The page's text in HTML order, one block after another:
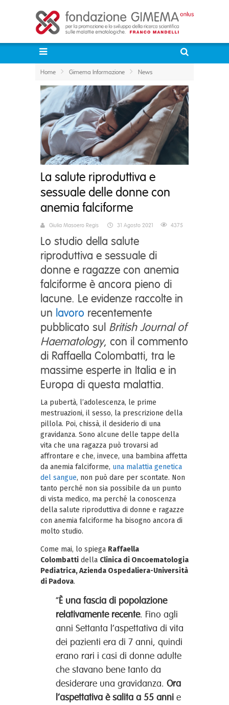
Home Gimema Informazione News
La salute riproduttiva e
sessuale delle donne con
anemia falciforme
Giulia Masoero Regis 31 Agosto 2021 4375
Lo studio della salute
riproduttiva e sessuale di
donne e ragazze con anemia
falciforme è ancora pieno di
lacune. Le evidenze raccolte in
un lavoro recentemente
pubblicato sul British Journal of
Haematology, con il commento
di Raffaella Colombatti, tra le
massime esperte in Italia e in
Europa di questa malattia.
La pubertà, l’adolescenza, le prime
mestruazioni, il sesso, la prescrizione della
pillola. Poi, chissà, il desiderio di una
gravidanza. Sono alcune delle tappe della
vita che una ragazza può trovarsi ad
affrontare e che, invece, una bambina affetta
da anemia falciforme, una malattia genetica
del sangue, non può dare per scontate. Non
tanto perché non sia possibile da un punto
di vista medico, ma perché la conoscenza
della salute riproduttiva di donne e ragazze
con anemia falciforme ha bisogno ancora di
molto studio.
Come mai, lo spiega Raffaella
Colombatti della Clinica di Oncoematologia
Pediatrica, Azienda Ospedaliera-Università
di Padova.
“È una fascia di popolazione
relativamente recente. Fino agli
anni Settanta l’aspettativa di vita
dei pazienti era di 7 anni, quindi
erano rari i casi di donne adulte
che stavano bene tanto da
desiderare una gravidanza. Ora
l’aspettativa è salita a 55 anni e